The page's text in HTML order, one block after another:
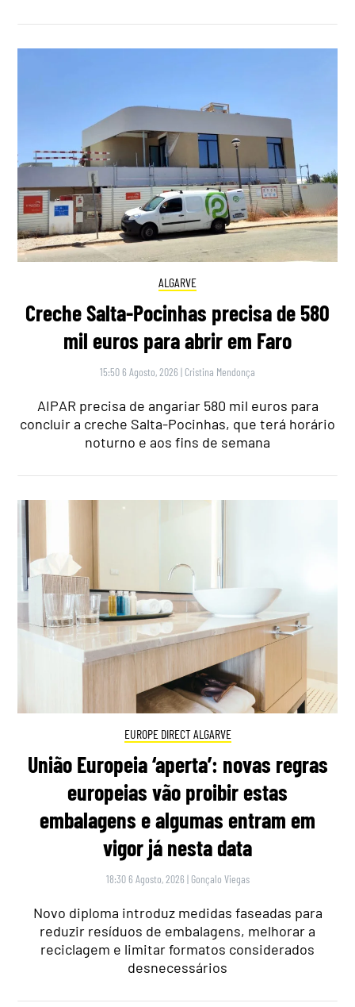
ALGARVE
Creche Salta-Pocinhas precisa de 580
mil euros para abrir em Faro
15:50 6 Agosto, 2026 | Cristina Mendonça
AIPAR precisa de angariar 580 mil euros para
concluir a creche Salta-Pocinhas, que terá horário
noturno e aos fins de semana
EUROPE DIRECT ALGARVE
União Europeia ‘aperta’: novas regras
europeias vão proibir estas
embalagens e algumas entram em
vigor já nesta data
18:30 6 Agosto, 2026 | Gonçalo Viegas
Novo diploma introduz medidas faseadas para
reduzir resíduos de embalagens, melhorar a
reciclagem e limitar formatos considerados
desnecessários